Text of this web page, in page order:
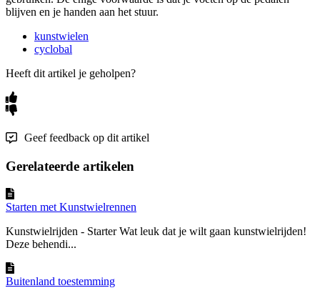
blijven en je handen aan het stuur.
kunstwielen
cyclobal
Heeft dit artikel je geholpen?
Geef feedback op dit artikel
Gerelateerde artikelen
Starten met Kunstwielrennen
Kunstwielrijden - Starter Wat leuk dat je wilt gaan kunstwielrijden!
Deze behendi...
Buitenland toestemming